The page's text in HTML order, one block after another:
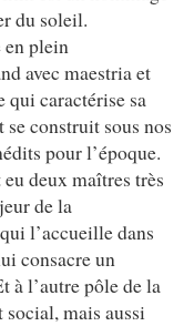
du soleil.
plein
avec maestria et
qui caractérise sa
construit sous nos
pour l’époque.
deux maîtres très
de la
l’accueille dans
consacre un
à l’autre pôle de la
mais aussi